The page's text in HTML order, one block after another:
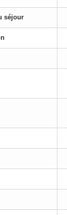
séjour